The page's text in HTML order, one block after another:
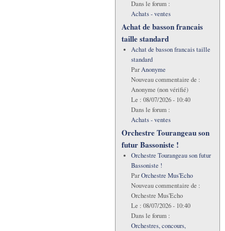
Dans le forum :
Achats - ventes
Achat de basson francais
taille standard
Achat de basson francais taille
standard
ParAnonyme
Nouveau commentaire de :
Anonyme (non vérifié)
Le : 08/07/2026 - 10:40
Dans le forum :
Achats - ventes
Orchestre Tourangeau son
futur Bassoniste !
Orchestre Tourangeau son futur
Bassoniste !
ParOrchestre Mus'Echo
Nouveau commentaire de :
Orchestre Mus'Echo
Le : 08/07/2026 - 10:40
Dans le forum :
Orchestres, concours,